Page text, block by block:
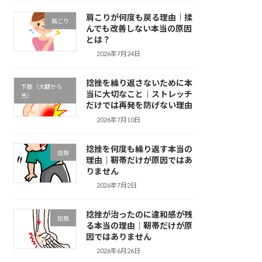
肩こり
肩こりが何度も戻る理由｜揉
んでも改善しない本当の原因
とは？
2026年7月24日
下肢（大腿から
先）
捻挫を繰り返さないために本
当に大切なこと｜ストレッチ
だけでは再発を防げない理由
2026年7月10日
捻挫
捻挫を何度も繰り返す本当の
理由｜靭帯だけが原因ではあ
りません
2026年7月2日
捻挫
捻挫が治ったのに違和感が残
る本当の理由｜靭帯だけが原
因ではありません
2026年6月26日